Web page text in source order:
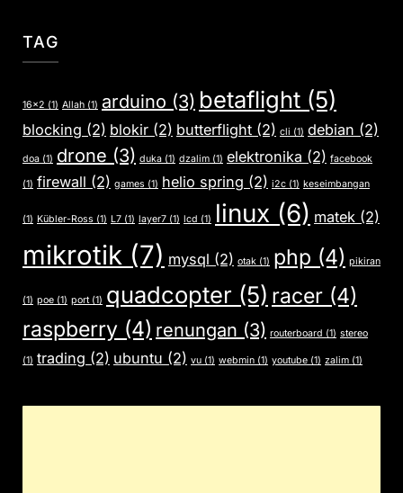
TAG
16x2 (1) Allah (1) arduino (3) betaflight (5)
blocking (2) blokir (2) butterflight (2) cli (1) debian (2)
doa (1) drone (3) duka (1) dzalim (1) elektronika (2) facebook
(1) firewall (2) games (1) helio spring (2) i2c (1) keseimbangan
(1) Kübler-Ross (1) L7 (1) layer7 (1) lcd (1) linux (6) matek (2)
mikrotik (7) mysql (2) otak (1) php (4) pikiran
(1) poe (1) port(1) quadcopter (5) racer (4)
raspberry (4) renungan (3) routerboard (1) stereo
(1) trading (2) ubuntu (2) vu (1) webmin (1) youtube (1) zalim (1)